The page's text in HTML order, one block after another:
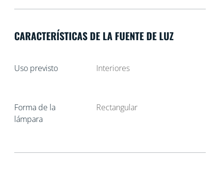
CARACTERÍSTICAS DE LA FUENTE DE LUZ
Uso previsto Interiores
Forma de la
lámpara
Rectangular